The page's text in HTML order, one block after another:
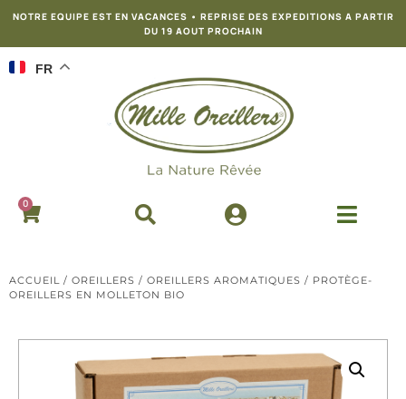
NOTRE EQUIPE EST EN VACANCES • REPRISE DES EXPEDITIONS A PARTIR
DU 19 AOUT PROCHAIN
FR
0
ACCUEIL / OREILLERS / OREILLERS AROMATIQUES / PROTÈGE-
OREILLERS EN MOLLETON BIO